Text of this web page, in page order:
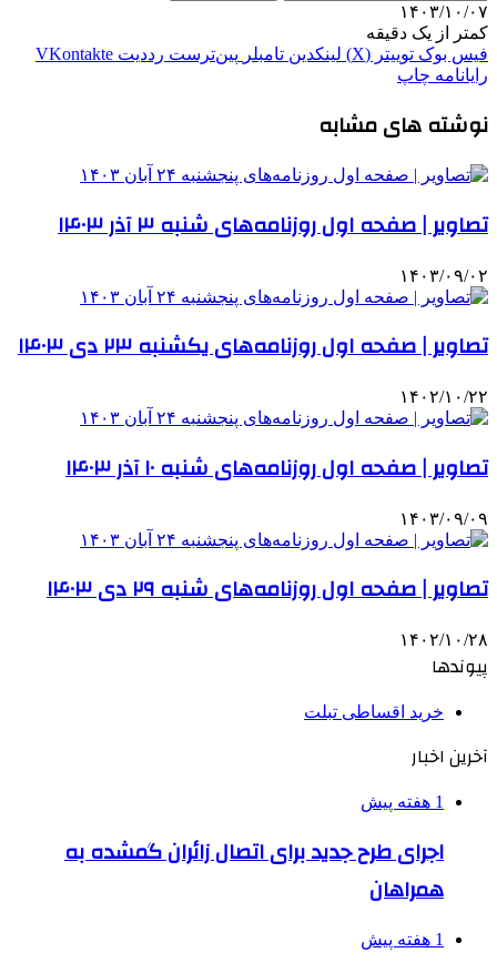
۱۴۰۳/۱۰/۰۷
کمتر از یک دقیقه
فیس بوک توییتر (X) لینکدین ‫تامبلر ‫پین‌ترست ‫رددیت ‫VKontakte
رایانامه چاپ
نوشته های مشابه
تصاویر | صفحه اول روزنامه‌های شنبه ۳ آذر ۱۴۰۳
۱۴۰۳/۰۹/۰۲
تصاویر | صفحه اول روزنامه‌های یکشنبه ۲۳ دی ۱۴۰۳
۱۴۰۲/۱۰/۲۲
تصاویر | صفحه اول روزنامه‌های شنبه ۱۰ آذر ۱۴۰۳
۱۴۰۳/۰۹/۰۹
تصاویر | صفحه اول روزنامه‌های شنبه ۲۹ دی ۱۴۰۳
۱۴۰۲/۱۰/۲۸
پیوندها
خرید اقساطی تبلت
آخرین اخبار
1 هفته پیش
اجرای طرح جدید برای اتصال زائران گمشده به
همراهان
1 هفته پیش